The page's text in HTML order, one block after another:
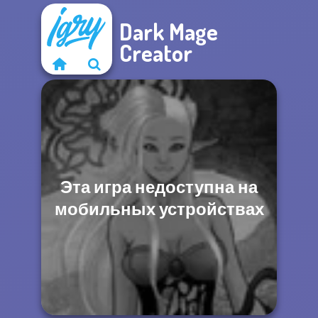
Dark Mage
Creator
Эта игра недоступна на
мобильных устройствах